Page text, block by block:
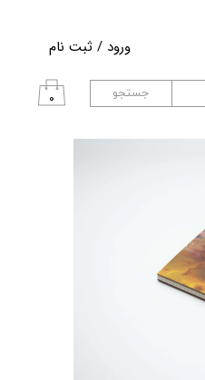
۰
ورود / ثبت نام
جستجو